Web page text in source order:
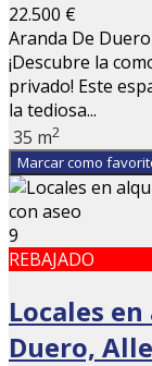
22.500 €
Aranda De
¡Descubre la
privado! Este
la tediosa...
35 m2
Marcar como
9
REBAJADO
Locales
Duero,